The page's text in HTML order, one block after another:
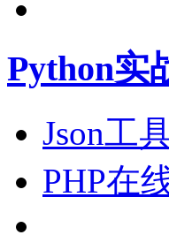
Python实
Json工
PHP在